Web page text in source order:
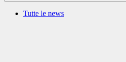
Tutte le news